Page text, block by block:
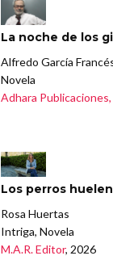
La noche de los
Alfredo García
Novela
Adhara Publicaciones,
Los perros
Rosa Huertas
Intriga, Novela
M.A.R. Editor, 2026